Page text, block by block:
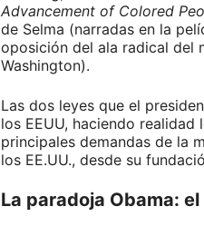
Advancement of Colored
de Selma (narradas en la
oposición del ala radical del
Washington).
Las dos leyes que el
los EEUU, haciendo
principales demandas de la
los EE.UU., desde su
La paradoja Obama: el